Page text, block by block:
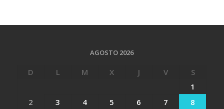
AGOSTO 2026
D L M X J V
S
1
2
3 4 5 6 7
8